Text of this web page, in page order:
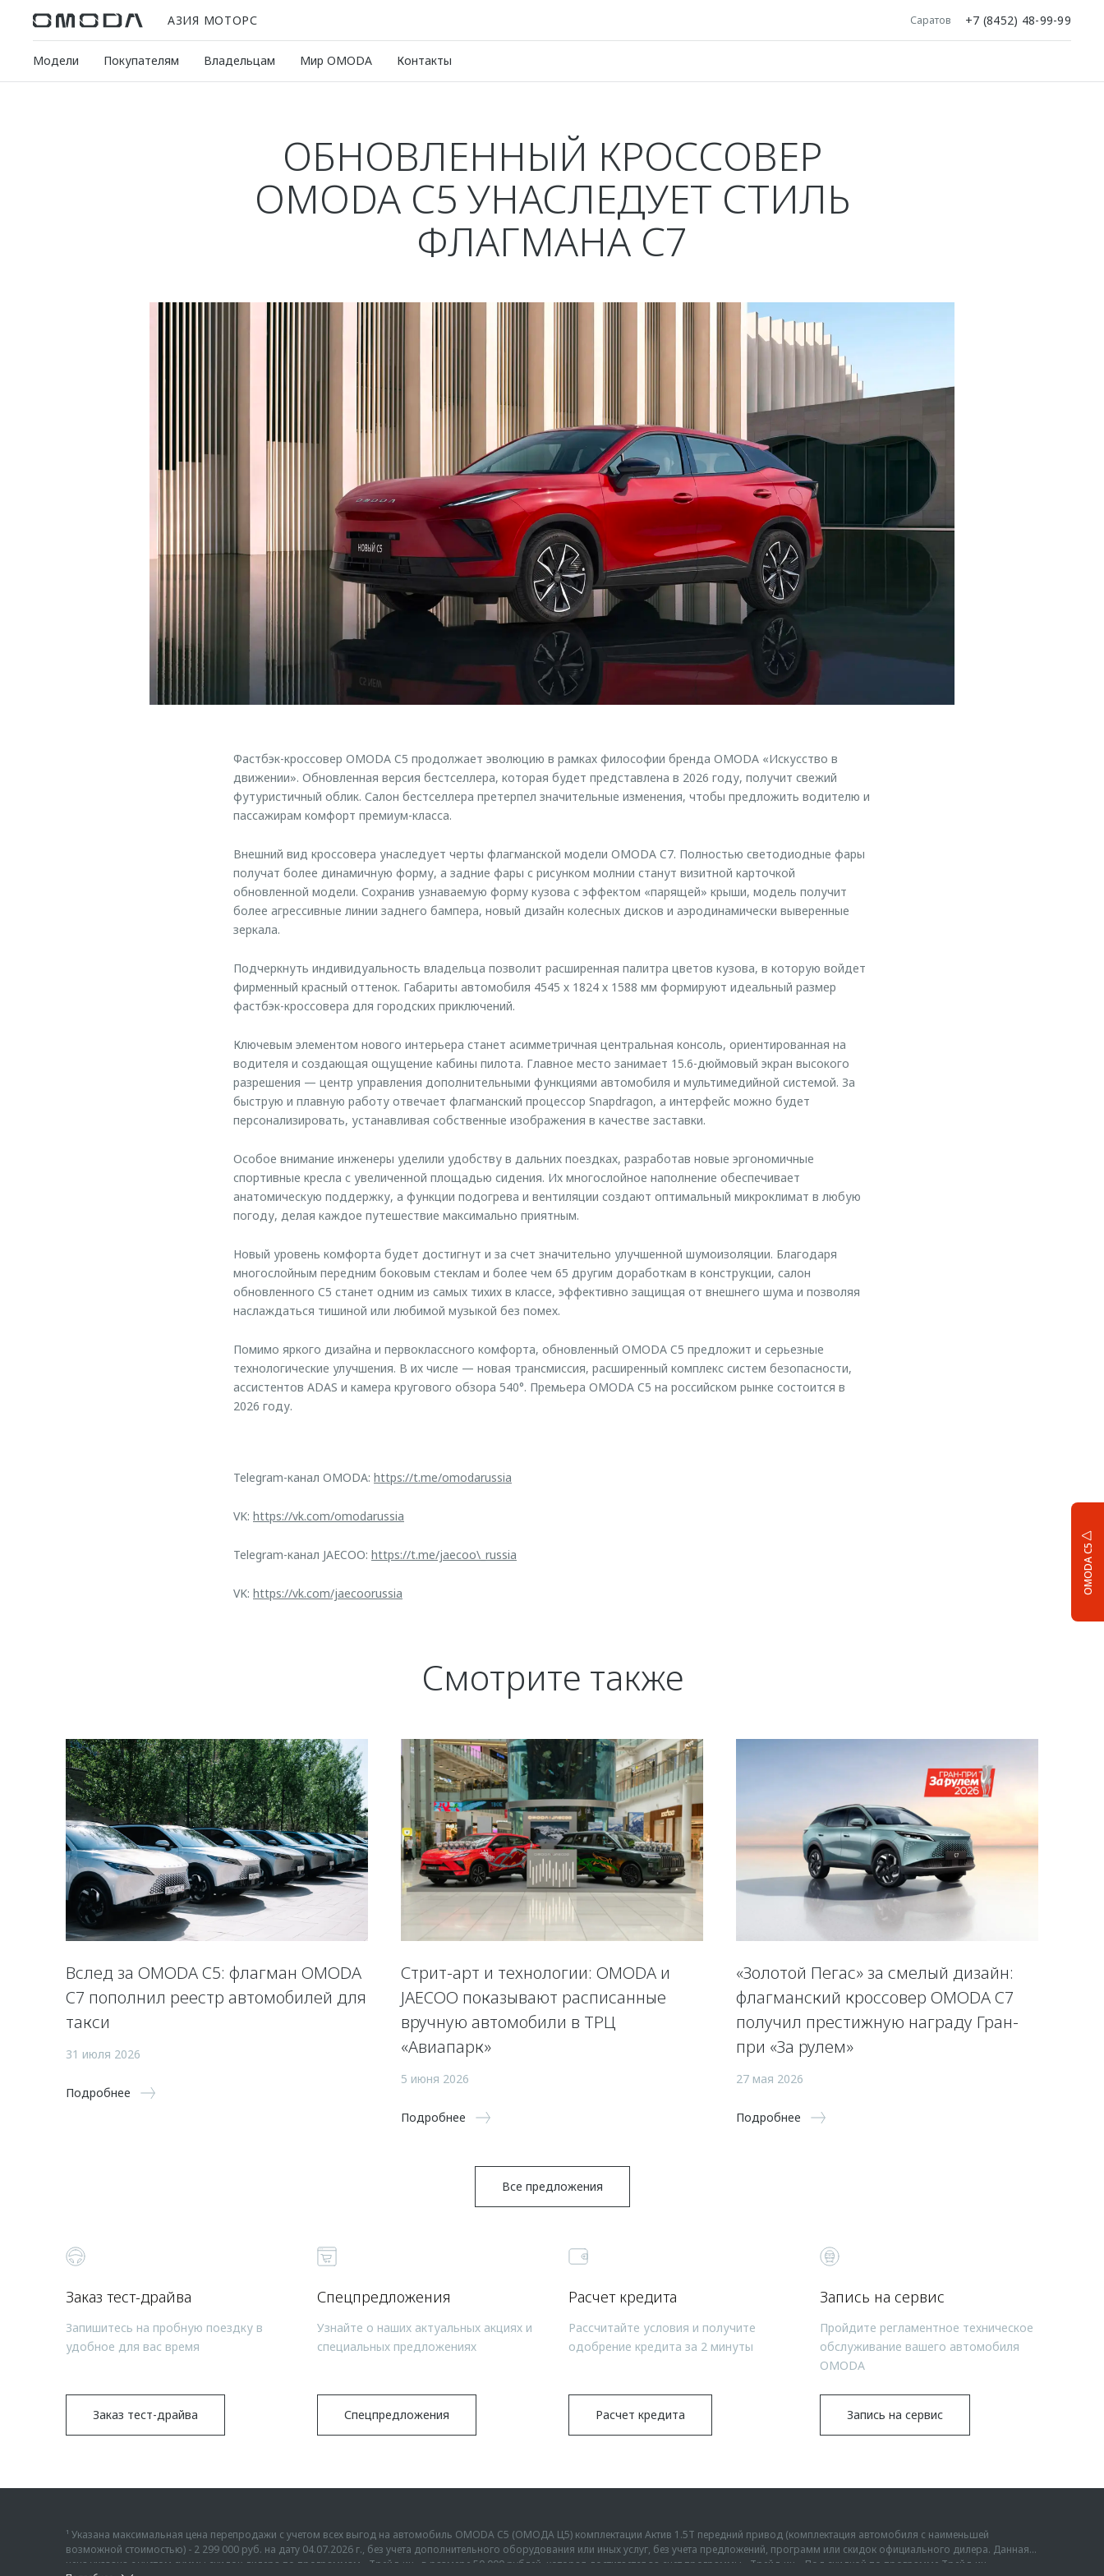
АЗИЯ МОТОРС Саратов +7 (8452) 48-99-99
Модели Покупателям Владельцам Мир OMODA Контакты
OMODA C5
ОБНОВЛЕННЫЙ КРОССОВЕР
OMODA C5 УНАСЛЕДУЕТ СТИЛЬ
ФЛАГМАНА C7
Фастбэк-кроссовер OMODA C5 продолжает эволюцию в рамках философии бренда OMODA «Искусство в
движении». Обновленная версия бестселлера, которая будет представлена в 2026 году, получит свежий
футуристичный облик. Салон бестселлера претерпел значительные изменения, чтобы предложить водителю и
пассажирам комфорт премиум-класса.
Внешний вид кроссовера унаследует черты флагманской модели OMODA C7. Полностью светодиодные фары
получат более динамичную форму, а задние фары с рисунком молнии станут визитной карточкой
обновленной модели. Сохранив узнаваемую форму кузова с эффектом «парящей» крыши, модель получит
более агрессивные линии заднего бампера, новый дизайн колесных дисков и аэродинамически выверенные
зеркала.
Подчеркнуть индивидуальность владельца позволит расширенная палитра цветов кузова, в которую войдет
фирменный красный оттенок. Габариты автомобиля 4545 х 1824 х 1588 мм формируют идеальный размер
фастбэк-кроссовера для городских приключений.
Ключевым элементом нового интерьера станет асимметричная центральная консоль, ориентированная на
водителя и создающая ощущение кабины пилота. Главное место занимает 15.6-дюймовый экран высокого
разрешения — центр управления дополнительными функциями автомобиля и мультимедийной системой. За
быструю и плавную работу отвечает флагманский процессор Snapdragon, а интерфейс можно будет
персонализировать, устанавливая собственные изображения в качестве заставки.
Особое внимание инженеры уделили удобству в дальних поездках, разработав новые эргономичные
спортивные кресла с увеличенной площадью сидения. Их многослойное наполнение обеспечивает
анатомическую поддержку, а функции подогрева и вентиляции создают оптимальный микроклимат в любую
погоду, делая каждое путешествие максимально приятным.
Новый уровень комфорта будет достигнут и за счет значительно улучшенной шумоизоляции. Благодаря
многослойным передним боковым стеклам и более чем 65 другим доработкам в конструкции, салон
обновленного C5 станет одним из самых тихих в классе, эффективно защищая от внешнего шума и позволяя
наслаждаться тишиной или любимой музыкой без помех.
Помимо яркого дизайна и первоклассного комфорта, обновленный OMODA C5 предложит и серьезные
технологические улучшения. В их числе — новая трансмиссия, расширенный комплекс систем безопасности,
ассистентов ADAS и камера кругового обзора 540°. Премьера OMODA C5 на российском рынке состоится в
2026 году.
Telegram-канал OMODA: https://t.me/omodarussia
VK: https://vk.com/omodarussia
Telegram-канал JAECOO: https://t.me/jaecoo\_russia
VK: https://vk.com/jaecoorussia
Смотрите также
Вслед за OMODA C5: флагман OMODA
C7 пополнил реестр автомобилей для
такси
31 июля 2026
Подробнее
Стрит-арт и технологии: OMODA и
JAECOO показывают расписанные
вручную автомобили в ТРЦ
«Авиапарк»
5 июня 2026
Подробнее
«Золотой Пегас» за смелый дизайн:
флагманский кроссовер OMODA C7
получил престижную награду Гран-
при «За рулем»
27 мая 2026
Подробнее
Все предложения
Заказ тест-драйва
Запишитесь на пробную поездку в
удобное для вас время
Заказ тест-драйва
Спецпредложения
Узнайте о наших актуальных акциях и
специальных предложениях
Спецпредложения
Расчет кредита
Рассчитайте условия и получите
одобрение кредита за 2 минуты
Расчет кредита
Запись на сервис
Пройдите регламентное техническое
обслуживание вашего автомобиля
OMODA
Запись на сервис
¹ Указана максимальная цена перепродажи с учетом всех выгод на автомобиль OMODA C5 (ОМОДА Ц5) комплектации Актив 1.5Т передний привод (комплектация автомобиля с наименьшей
возможной стоимостью) - 2 299 000 руб. на дату 04.07.2026 г., без учета дополнительного оборудования или иных услуг, без учета предложений, программ или скидок официального дилера. Данная
цена указана с учетом суммы скидок дилера по программам «Трейд-ин» в размере 50 000 рублей, которая достигается за счет программы «Трейд-ин». Под скидкой по программе Трейд-ин